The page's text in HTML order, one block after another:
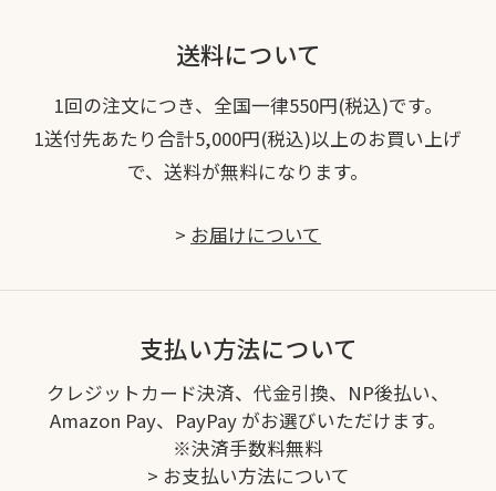
送料について
1回の注文につき、全国一律550円(税込)です。
1送付先あたり合計5,000円(税込)以上のお買い上げ
で、送料が無料になります。
> お届けについて
支払い方法について
クレジットカード決済、代金引換、NP後払い、
Amazon Pay、PayPay がお選びいただけます。
※決済手数料無料
> お支払い方法について